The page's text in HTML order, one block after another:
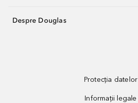
Despre Douglas
Protecția datelor
Informații legale